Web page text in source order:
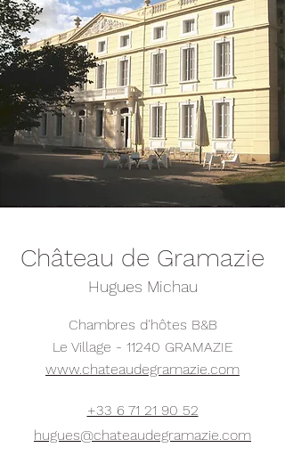
Château de Gramazie
Hugues Michau
Chambres d'hôtes B&B
Le Village - 11240 GRAMAZIE
www.chateaudegramazie.com
+33 6 71 21 90 52
hugues@chateaudegramazie.com